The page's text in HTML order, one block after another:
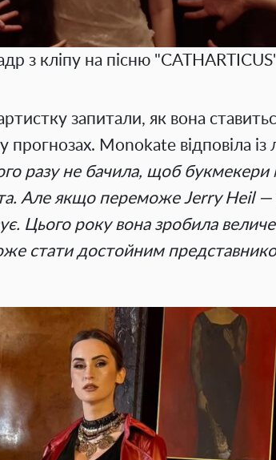
з кліпу на пісню
запитали, як вона
прогнозах. Monokate відповіла із
разу не бачила, щоб букмекери
Але якщо переможе Jerry Heil —
Цього року вона зробила
стати достойним